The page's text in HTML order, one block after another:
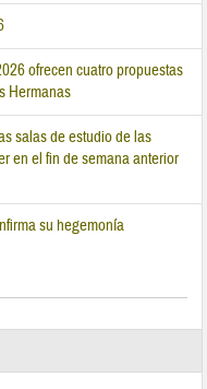
ofrecen cuatro propuestas
Hermanas
salas de estudio de las
en el fin de semana anterior
su hegemonía